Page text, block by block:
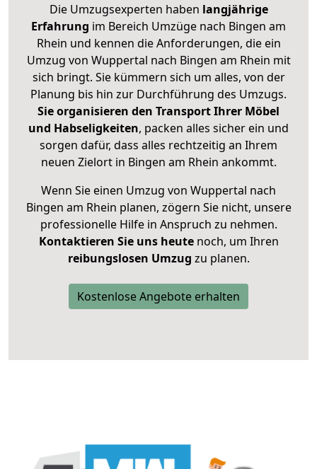
Die Umzugsexperten haben langjährige
Erfahrung im Bereich Umzüge nach Bingen am
Rhein und kennen die Anforderungen, die ein
Umzug von Wuppertal nach Bingen am Rhein mit
sich bringt. Sie kümmern sich um alles, von der
Planung bis hin zur Durchführung des Umzugs.
Sie organisieren den Transport Ihrer Möbel
und Habseligkeiten, packen alles sicher ein und
sorgen dafür, dass alles rechtzeitig an Ihrem
neuen Zielort in Bingen am Rhein ankommt.
Wenn Sie einen Umzug von Wuppertal nach
Bingen am Rhein planen, zögern Sie nicht, unsere
professionelle Hilfe in Anspruch zu nehmen.
Kontaktieren Sie uns heutenoch, um Ihren
reibungslosen Umzug zu planen.
Kostenlose Angebote erhalten